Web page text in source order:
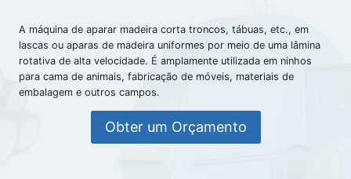
A máquina de aparar madeira corta troncos, tábuas, etc., em
lascas ou aparas de madeira uniformes por meio de uma lâmina
rotativa de alta velocidade. É amplamente utilizada em ninhos
para cama de animais, fabricação de móveis, materiais de
embalagem e outros campos.
Obter um Orçamento